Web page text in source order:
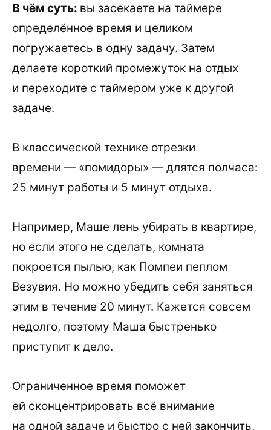
В чём суть: вы засекаете на таймере
определённое время и целиком
погружаетесь в одну задачу. Затем
делаете короткий промежуток на отдых
и переходите с таймером уже к другой
задаче.
В классической технике отрезки
времени — «помидоры» — длятся полчаса:
25 минут работы и 5 минут отдыха.
Например, Маше лень убирать в квартире,
но если этого не сделать, комната
покроется пылью, как Помпеи пеплом
Везувия. Но можно убедить себя заняться
этим в течение 20 минут. Кажется совсем
недолго, поэтому Маша быстренько
приступит к дело.
Ограниченное время поможет
ей сконцентрировать всё внимание
на одной задаче и быстро с ней закончить.